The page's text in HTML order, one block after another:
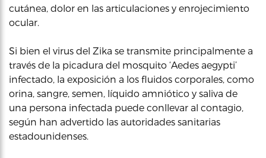
cutánea, dolor en las articulaciones y enrojecimiento
ocular.
Si bien el virus del Zika se transmite principalmente a
través de la picadura del mosquito ‘Aedes aegypti’
infectado, la exposición a los fluidos corporales, como
orina, sangre, semen, líquido amniótico y saliva de
una persona infectada puede conllevar al contagio,
según han advertido las autoridades sanitarias
estadounidenses.